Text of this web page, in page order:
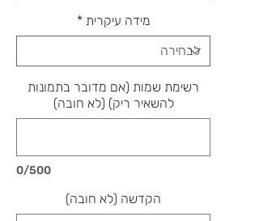
מידה עיקרית *
רשימת שמות (אם מדובר בתמונות
להשאיר ריק) (לא חובה)
0/500
הקדשה (לא חובה)